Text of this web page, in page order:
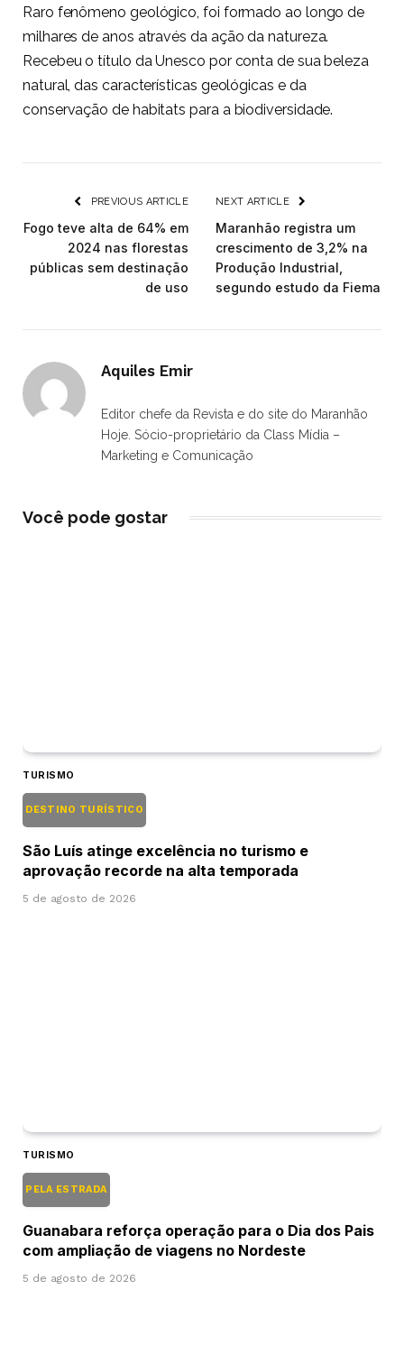
Raro fenômeno geológico, foi formado ao longo de
milhares de anos através da ação da natureza.
Recebeu o título da Unesco por conta de sua beleza
natural, das características geológicas e da
conservação de habitats para a biodiversidade.
PREVIOUS ARTICLE
Fogo teve alta de 64% em
2024 nas florestas
públicas sem destinação
de uso
NEXT ARTICLE
Maranhão registra um
crescimento de 3,2% na
Produção Industrial,
segundo estudo da Fiema
Aquiles Emir
Editor chefe da Revista e do site do Maranhão
Hoje. Sócio-proprietário da Class Mídia –
Marketing e Comunicação
Você pode gostar
TURISMO
DESTINO TURÍSTICO
São Luís atinge excelência no turismo e
aprovação recorde na alta temporada
5 de agosto de 2026
TURISMO
PELA ESTRADA
Guanabara reforça operação para o Dia dos Pais
com ampliação de viagens no Nordeste
5 de agosto de 2026